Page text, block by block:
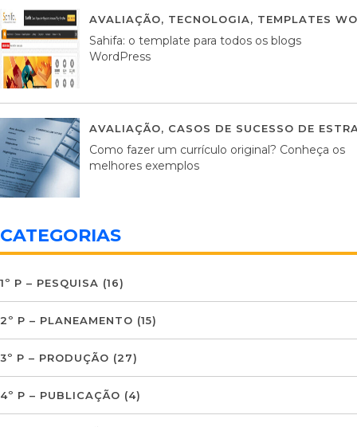
AVALIAÇÃO, TECNOLOGIA, TEMPLATES
Sahifa: o template para todos os blogs
WordPress
AVALIAÇÃO, CASOS DE SUCESSO DE
Como fazer um currículo original? Conheça os
melhores exemplos
CATEGORIAS
1º P – PESQUISA (16)
2º P – PLANEAMENTO (15)
3º P – PRODUÇÃO (27)
4º P – PUBLICAÇÃO (4)